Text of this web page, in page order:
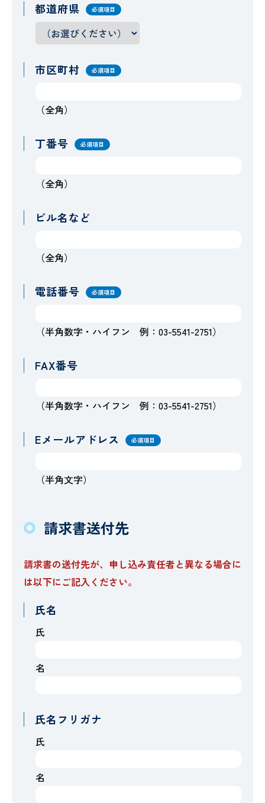
都道府県 必須項目
市区町村 必須項目
（全角）
丁番号 必須項目
（全角）
ビル名など
（全角）
電話番号 必須項目
（半角数字・ハイフン 例：03-5541-2751）
FAX番号
（半角数字・ハイフン 例：03-5541-2751）
Eメールアドレス 必須項目
（半角文字）
請求書送付先
請求書の送付先が、申し込み責任者と異なる場合に
は以下にご記入ください。
氏名
氏
名
氏名フリガナ
氏
名